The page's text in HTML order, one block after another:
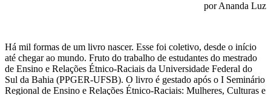
por Ananda Luz
Há mil formas de um livro nascer. Esse foi coletivo, desde o início
até chegar ao mundo. Fruto do trabalho de estudantes do mestrado
de Ensino e Relações Étnico-Raciais da Universidade Federal do
Sul da Bahia (PPGER-UFSB). O livro é gestado após o I Seminário
Regional de Ensino e Relações Étnico-Raciais: Mulheres, Culturas e